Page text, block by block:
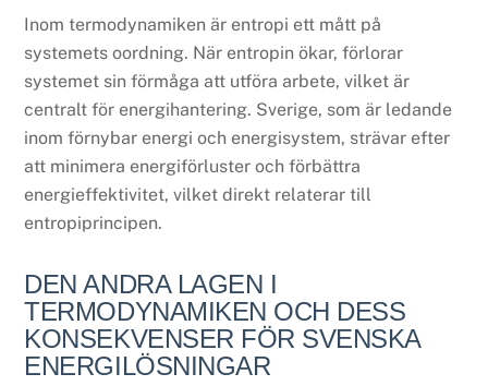
Inom termodynamiken är entropi ett mått på
systemets oordning. När entropin ökar, förlorar
systemet sin förmåga att utföra arbete, vilket är
centralt för energihantering. Sverige, som är ledande
inom förnybar energi och energisystem, strävar efter
att minimera energiförluster och förbättra
energieffektivitet, vilket direkt relaterar till
entropiprincipen.
DEN ANDRA LAGEN I
TERMODYNAMIKEN OCH DESS
KONSEKVENSER FÖR SVENSKA
ENERGILÖSNINGAR